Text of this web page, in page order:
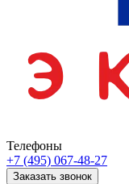
Телефоны
+7 (495) 067-48-27
Заказать звонок